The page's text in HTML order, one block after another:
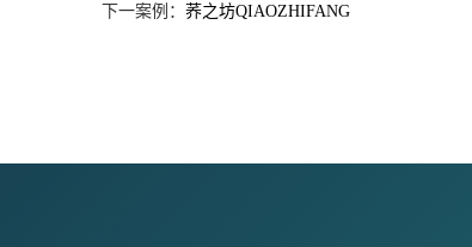
下一案例： 荞之坊QIAOZHIFANG